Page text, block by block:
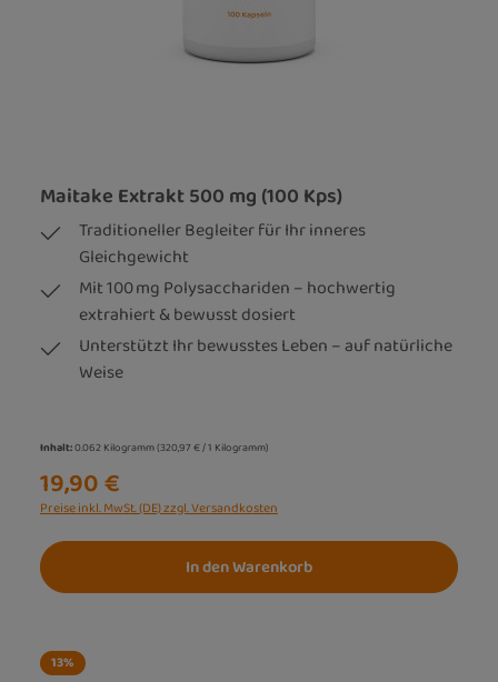
Maitake Extrakt 500 mg (100 Kps)
Traditioneller Begleiter für Ihr inneres
Gleichgewicht
Mit 100 mg Polysacchariden – hochwertig
extrahiert & bewusst dosiert
Unterstützt Ihr bewusstes Leben – auf natürliche
Weise
Inhalt:0.062 Kilogramm(320,97 € / 1 Kilogramm)
19,90 €
Preise inkl. MwSt. (DE) zzgl. Versandkosten
In den Warenkorb
13%